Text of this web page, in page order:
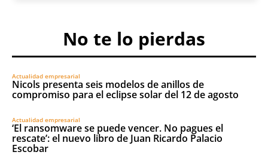
No te lo pierdas
Actualidad empresarial
Nicols presenta seis modelos de anillos de
compromiso para el eclipse solar del 12 de agosto
Actualidad empresarial
‘El ransomware se puede vencer. No pagues el
rescate’: el nuevo libro de Juan Ricardo Palacio
Escobar